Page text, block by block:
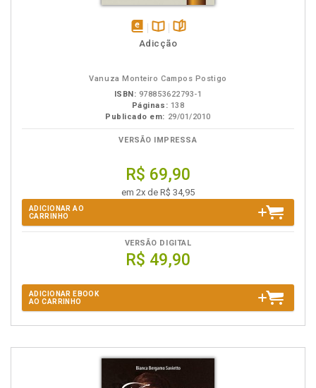
disponível
Disponível
páginas
Adicção
Vanuza Monteiro Campos Postigo
ISBN: 978853622793-1
Páginas: 138
Publicado em: 29/01/2010
VERSÃO IMPRESSA
R$ 69,90
em 2x de R$ 34,95
ADICIONAR AO
CARRINHO
VERSÃO DIGITAL
R$ 49,90
ADICIONAR EBOOK
AO CARRINHO